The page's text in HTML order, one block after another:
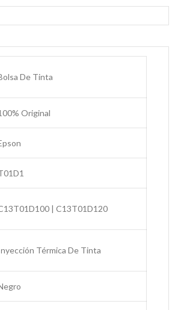
De Tinta
Original
| C13T01D120
Térmica De Tinta